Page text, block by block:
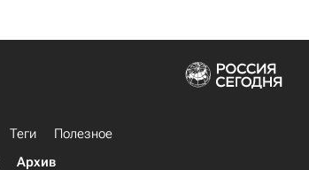
Теги
Полезное
Архив